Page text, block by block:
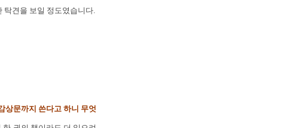
탁견을 보일 정도였습니다.
상문까지 쓴다고 하니 무엇